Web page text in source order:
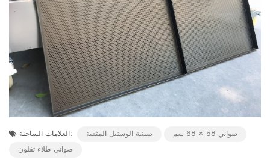
العلامات الساخنة: صينية الوستيل المثقبة
صواني 58 × 68 سم
صواني طلاء تفلون